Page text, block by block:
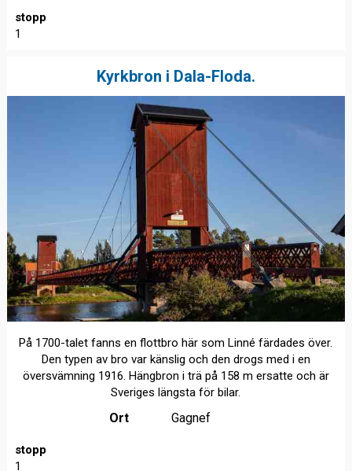
stopp
1
Kyrkbron i Dala-Floda.
På 1700-talet fanns en flottbro här som Linné färdades över.
Den typen av bro var känslig och den drogs med i en
översvämning 1916. Hängbron i trä på 158 m ersatte och är
Sveriges längsta för bilar.
Ort Gagnef
stopp
1